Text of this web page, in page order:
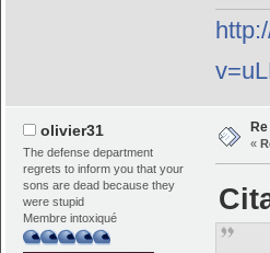
olivier31
The defense department
regrets to inform you that your
sons are dead because they
were stupid
Membre intoxiqué
«